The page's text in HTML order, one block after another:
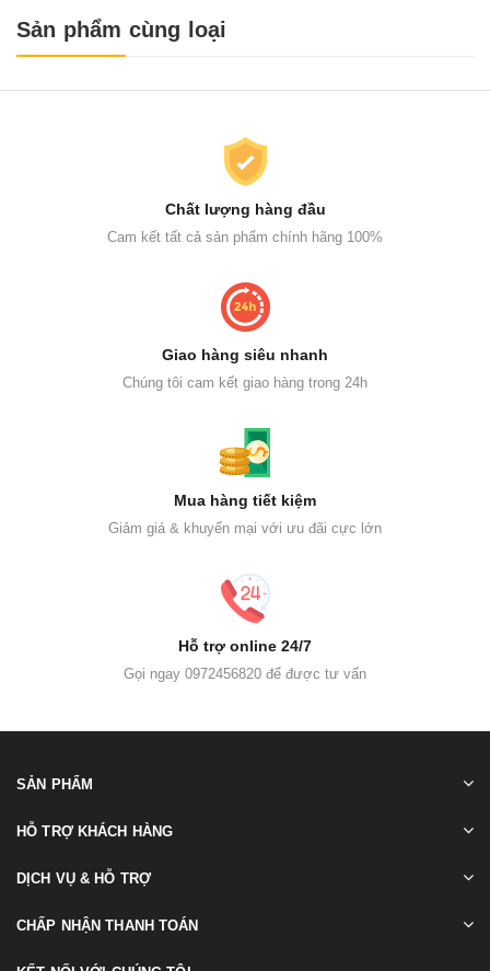
Sản phẩm cùng loại
Chất lượng hàng đầu
Cam kết tất cả sản phẩm chính hãng 100%
Giao hàng siêu nhanh
Chúng tôi cam kết giao hàng trong 24h
Mua hàng tiết kiệm
Giảm giá & khuyến mại với ưu đãi cực lớn
Hỗ trợ online 24/7
Gọi ngay 0972456820 để được tư vấn
SẢN PHẨM
HỖ TRỢ KHÁCH HÀNG
DỊCH VỤ & HỖ TRỢ
CHẤP NHẬN THANH TOÁN